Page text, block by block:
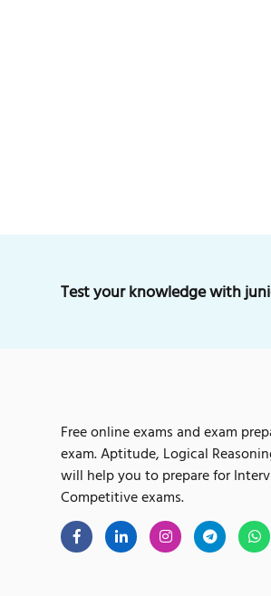
Test your knowledge with
Free online exams and exam
exam. Aptitude, Logical
will help you to prepare for
Competitive exams.